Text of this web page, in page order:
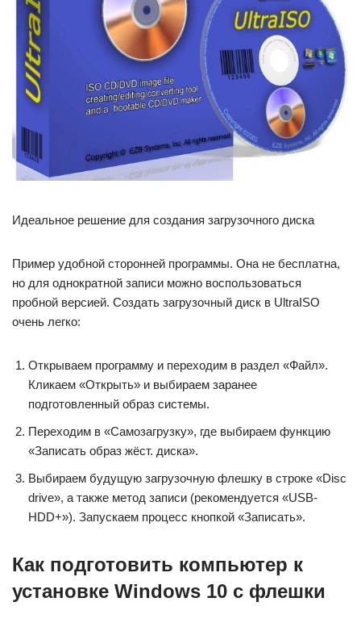
Идеальное решение для создания загрузочного диска
Пример удобной сторонней программы. Она не бесплатна,
но для однократной записи можно воспользоваться
пробной версией. Создать загрузочный диск в UltraISO
очень легко:
Открываем программу и переходим в раздел «Файл».
Кликаем «Открыть» и выбираем заранее
подготовленный образ системы.
Переходим в «Самозагрузку», где выбираем функцию
«Записать образ жёст. диска».
Выбираем будущую загрузочную флешку в строке «Disc
drive», а также метод записи (рекомендуется «USB-
HDD+»). Запускаем процесс кнопкой «Записать».
Как подготовить компьютер к
установке Windows 10 с флешки